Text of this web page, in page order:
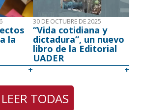
la
30 DE OCTUBRE DE 2025
“Vida cotidiana y
dictadura”, un nuevo
libro de la Editorial
UADER
LEER TODAS